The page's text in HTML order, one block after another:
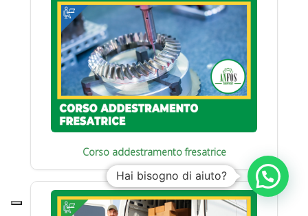
Corso addestramento fresatrice
Hai bisogno di aiuto?